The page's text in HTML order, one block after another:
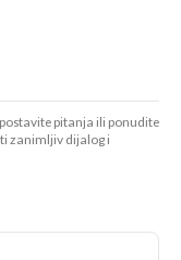
pitanja ili ponudite
zanimljiv dijalog i